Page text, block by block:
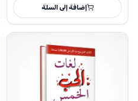
إضافة إلى السلة